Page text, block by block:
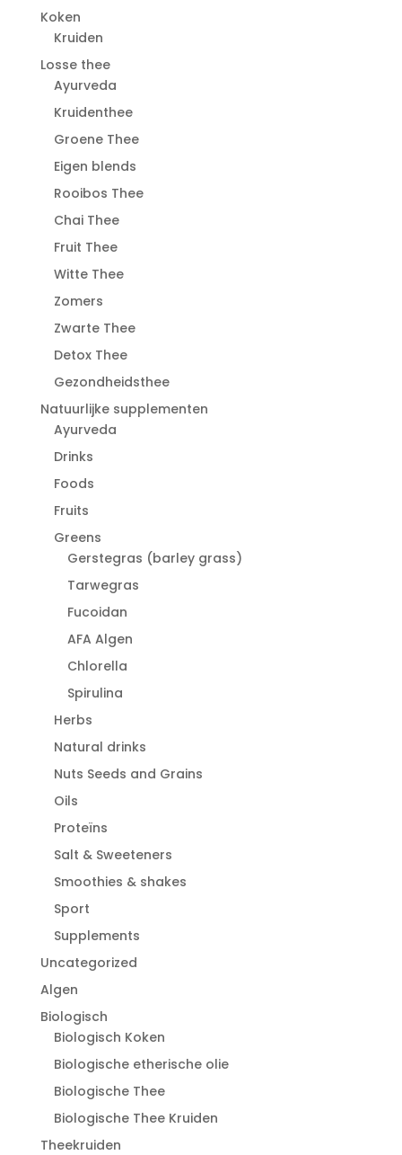
Koken
Kruiden
Losse thee
Ayurveda
Kruidenthee
Groene Thee
Eigen blends
Rooibos Thee
Chai Thee
Fruit Thee
Witte Thee
Zomers
Zwarte Thee
Detox Thee
Gezondheidsthee
Natuurlijke supplementen
Ayurveda
Drinks
Foods
Fruits
Greens
Gerstegras (barley grass)
Tarwegras
Fucoidan
AFA Algen
Chlorella
Spirulina
Herbs
Natural drinks
Nuts Seeds and Grains
Oils
Proteïns
Salt & Sweeteners
Smoothies & shakes
Sport
Supplements
Uncategorized
Algen
Biologisch
Biologisch Koken
Biologische etherische olie
Biologische Thee
Biologische Thee Kruiden
Theekruiden